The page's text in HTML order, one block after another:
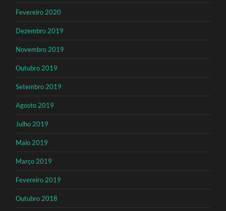
Fevereiro 2020
Dezembro 2019
Novembro 2019
Outubro 2019
Setembro 2019
Agosto 2019
Julho 2019
Maio 2019
Março 2019
Fevereiro 2019
Outubro 2018